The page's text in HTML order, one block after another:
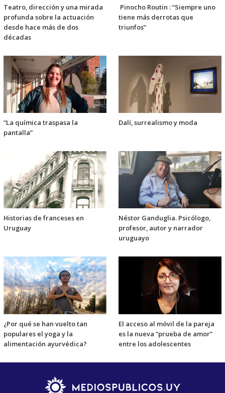
Teatro, dirección y una mirada
profunda sobre la actuación
desde hace más de dos
décadas
Pinocho Routin : “Siempre uno
tiene más derrotas que
triunfos”
“La química traspasa la
pantalla”
Dalí, surrealismo y moda
Historias de franceses en
Uruguay
Néstor Ganduglia. Psicólogo,
profesor, autor y narrador
uruguayo
¿Por qué se han vuelto tan
populares el yoga y la
alimentación ayurvédica?
El acceso al móvil de la pareja
es la nueva “prueba de amor”
entre los adolescentes